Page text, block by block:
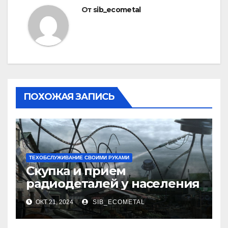
От sib_ecometal
ПОХОЖАЯ ЗАПИСЬ
ТЕХОБСЛУЖИВАНИЕ СВОИМИ РУКАМИ
Скупка и прием
радиодеталей у населения
ОКТ 21, 2024 SIB_ECOMETAL